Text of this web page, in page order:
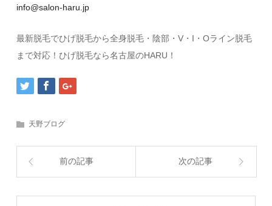
info@salon-haru.jp
最新脱毛でひげ脱毛から全身脱毛・陰部・V・I・Oライン脱毛
まで対応！ひげ脱毛なら名古屋のHARU！
天野ブログ
前の記事 次の記事